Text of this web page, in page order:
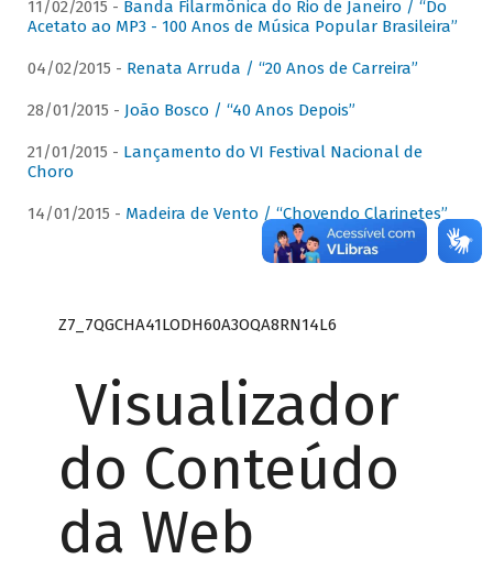
11/02/2015 - Banda Filarmônica do Rio de Janeiro / “Do
Acetato ao MP3 - 100 Anos de Música Popular Brasileira”
04/02/2015 - Renata Arruda / “20 Anos de Carreira”
28/01/2015 - João Bosco / “40 Anos Depois”
21/01/2015 - Lançamento do VI Festival Nacional de
Choro
14/01/2015 - Madeira de Vento / “Chovendo Clarinetes”
Z7_7QGCHA41LODH60A3OQA8RN14L6
Visualizador
do Conteúdo
da Web